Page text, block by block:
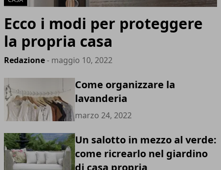
Ecco i modi per proteggere
la propria casa
Redazione- maggio 10, 2022
Come organizzare la
lavanderia
marzo 24, 2022
Un salotto in mezzo al verde:
come ricrearlo nel giardino
di casa propria